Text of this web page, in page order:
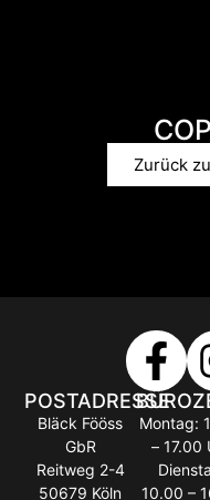
Zurück
POSTADRESSE
Bläck Fööss
GbR
Reitweg 2-4
50679 Köln
Montag:
– 17.00
10.00 –